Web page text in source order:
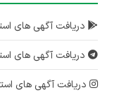
دریافت آگهی های
دریافت آگهی های
دریافت آگهی های